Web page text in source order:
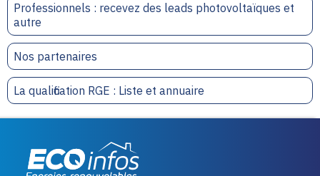
Professionnels : recevez des leads photovoltaïques et
autre
Nos partenaires
La qualification RGE : Liste et annuaire